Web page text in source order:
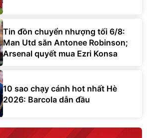
Tin đồn chuyển nhượng tối 6/8:
Man Utd săn Antonee Robinson;
Arsenal quyết mua Ezri Konsa
10 sao chạy cánh hot nhất Hè
2026: Barcola dẫn đầu